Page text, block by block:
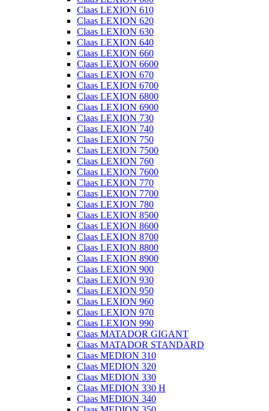
Claas LEXION 610
Claas LEXION 620
Claas LEXION 630
Claas LEXION 640
Claas LEXION 660
Claas LEXION 6600
Claas LEXION 670
Claas LEXION 6700
Claas LEXION 6800
Claas LEXION 6900
Claas LEXION 730
Claas LEXION 740
Claas LEXION 750
Claas LEXION 7500
Claas LEXION 760
Claas LEXION 7600
Claas LEXION 770
Claas LEXION 7700
Claas LEXION 780
Claas LEXION 8500
Claas LEXION 8600
Claas LEXION 8700
Claas LEXION 8800
Claas LEXION 8900
Claas LEXION 900
Claas LEXION 930
Claas LEXION 950
Claas LEXION 960
Claas LEXION 970
Claas LEXION 990
Claas MATADOR GIGANT
Claas MATADOR STANDARD
Claas MEDION 310
Claas MEDION 320
Claas MEDION 330
Claas MEDION 330 H
Claas MEDION 340